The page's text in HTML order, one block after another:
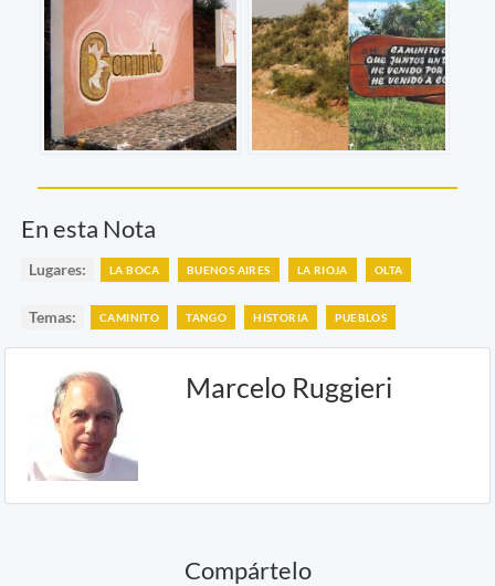
En esta Nota
Lugares: LA BOCA BUENOS AIRES LA RIOJA OLTA
Temas: CAMINITO TANGO HISTORIA PUEBLOS
Marcelo Ruggieri
Compártelo